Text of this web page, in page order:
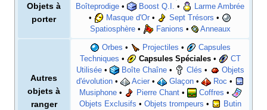
Objets à
porter
Boîteprodige • Boost Q.I. •
Larme Ambrée
•
Masque d'Or • Sept Trésors •
Spatiosphère• Fanions • Anneaux
Autres
objets à
ranger
Orbes • Projectiles •
Capsules
Techniques • Capsules Spéciales•
CT
Utilisée• Boîte Chaîne• Clés •
Objets
d'évolution• Acier• Glaçon• Roc •
Musiphone• Pierre Chant• Coffres •
Objets Exclusifs • Objets trompeurs •
Butin